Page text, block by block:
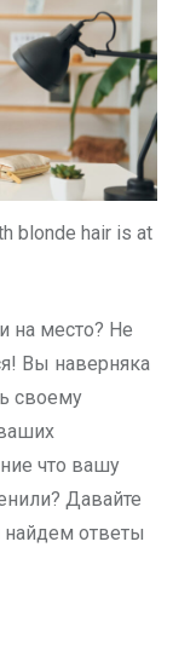
blonde hair is at
на место? Не
Вы наверняка
своему
что вашу
Давайте
найдем ответы